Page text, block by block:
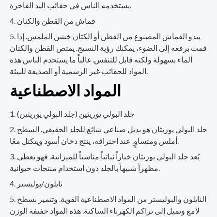
يستخدمه الناس في حقائب اليد الفاخرة.
قماش من القطن والكتان
يبدو القماش المصنوع من القطن أو الكتان خشن الملمس. إذا
قمت برفعه إلى الضوء، يمكنك رؤية النسيج. يمتص القطن والكتان
الماء بسهولة ولكنه قابل للتنفس. غالباً ما يستخدم الناس هذه
المواد للحقائب غير الرسمية أو الصديقة للبيئة.
المواد الاصطناعية
جلد البولي يوريثين (جلد البولي يوريثين)
جلد البولي يوريثان هو بديل صناعي شائع للجلد الحقيقي. السطح
أملس ومتساوٍ. عند احتراقه، ينتج دخان أسود ويتكتل معًا.
يُعد جلد البولي يوريثان خياراً نباتياً مناسباً للميزانية. فهو يعطي
مظهراً شبيهاً بالجلد دون استخدام منتجات حيوانية.
نايلون/بوليستر
النايلون والبوليستر من المواد الاصطناعية القوية. وتتميز بسطح
لامع وتميل إلى تراكم الكهرباء الساكنة. هذه المواد خفيفة الوزن